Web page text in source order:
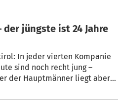
In jeder vierten Kompanie
liegt aber